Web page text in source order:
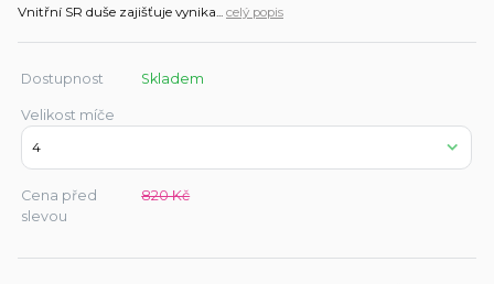
Vnitřní SR duše zajišťuje vynika... celý popis
Dostupnost Skladem
Velikost míče
Cena před
slevou
820 Kč